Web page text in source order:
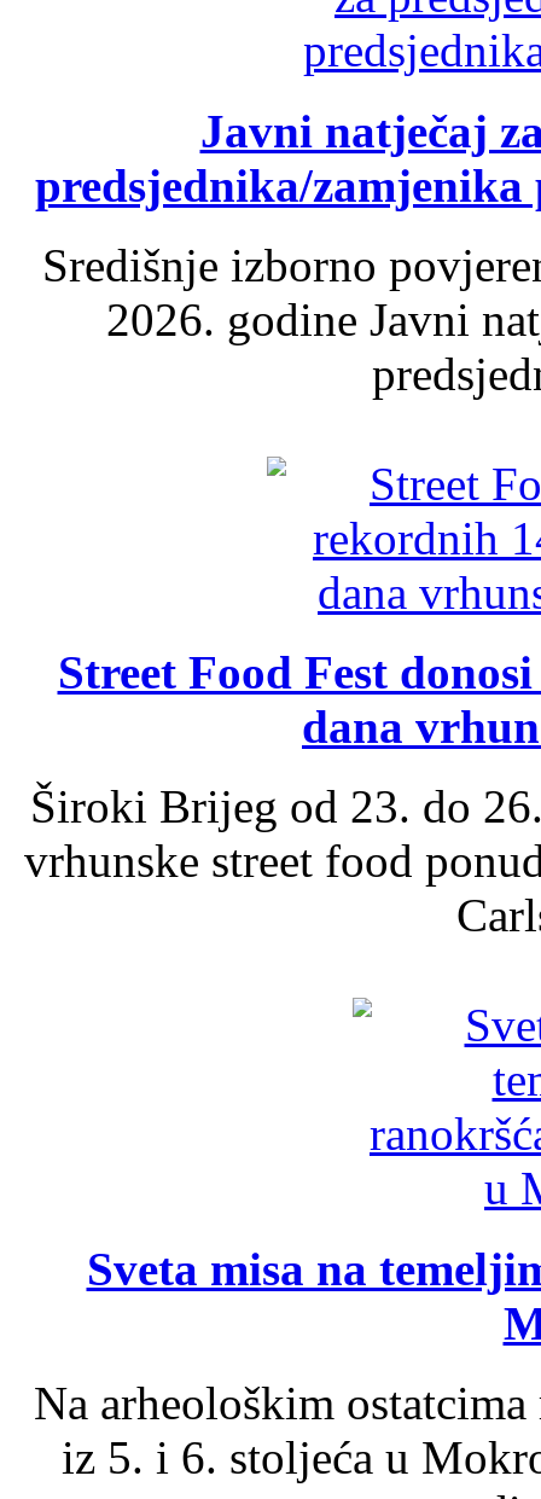
Javni natječaj
predsjednika/
Središnje izborno
2026. godine Javni
Street Food Fest
dana
Široki Brijeg od 23. do
vrhunske street food
Sveta misa na
Na arheološkim
iz 5. i 6. stoljeća u